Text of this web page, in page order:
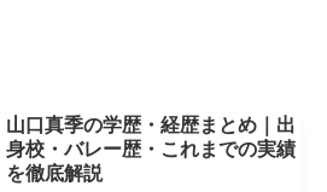
山口真季の学歴・経歴まとめ｜出
身校・バレー歴・これまでの実績
を徹底解説